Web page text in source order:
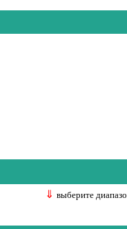
⇓ выберите